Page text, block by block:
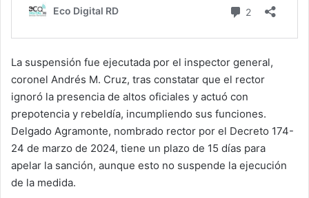
La suspensión fue ejecutada por el inspector general,
coronel Andrés M. Cruz, tras constatar que el rector
ignoró la presencia de altos oficiales y actuó con
prepotencia y rebeldía, incumpliendo sus funciones.
Delgado Agramonte, nombrado rector por el Decreto 174-
24 de marzo de 2024, tiene un plazo de 15 días para
apelar la sanción, aunque esto no suspende la ejecución
de la medida.